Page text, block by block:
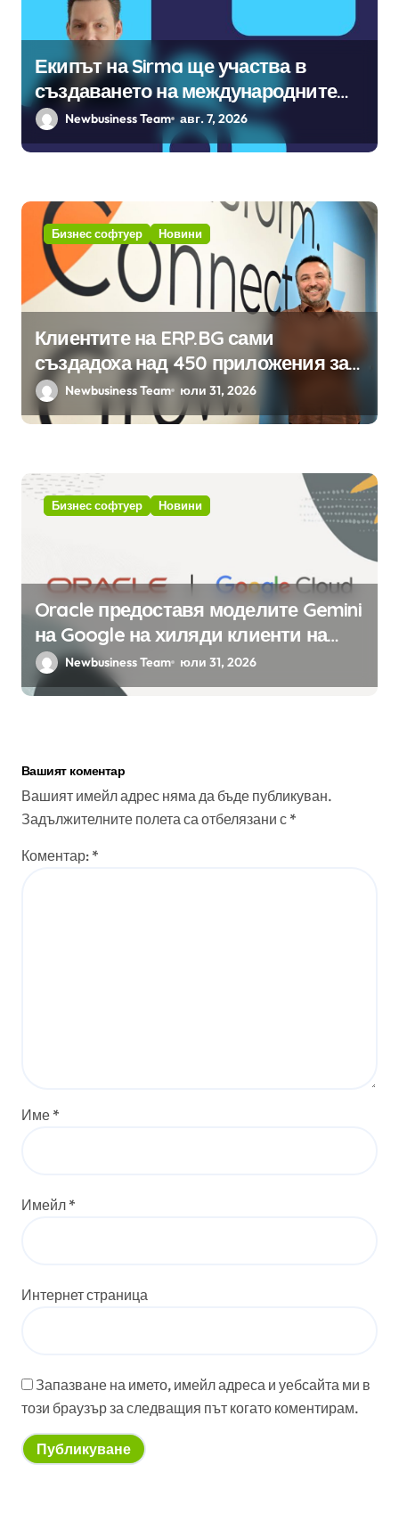
Екипът на Sirma ще участва в
създаването на международните
стандарти за навлизане на
изкуствен интелект в
Newbusiness Team авг. 7, 2026
Бизнес софтуер Новини
Клиентите на ERP.BG сами
създадоха над 450 приложения за
ERP системата с помощта на
вградения в нея изкуствен
Newbusiness Team юли 31, 2026
Бизнес софтуер Новини
Oracle предоставя моделите Gemini
на Google на хиляди клиенти на
бизнес приложения
Newbusiness Team юли 31, 2026
Вашият коментар
Вашият имейл адрес няма да бъде публикуван.
Задължителните полета са отбелязани с *
Коментар: *
Име *
Имейл *
Интернет страница
Запазване на името, имейл адреса и уебсайта ми в
този браузър за следващия път когато коментирам.